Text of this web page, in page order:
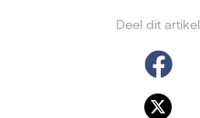
Deel dit artikel